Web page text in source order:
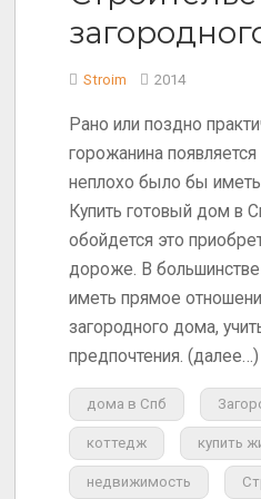
Stroim 2014
Рано или поздно
горожанина
неплохо было бы
Купить готовый дом в
обойдется это
дороже. В
иметь прямое
загородного дома,
предпочтения. (далее…)
дома в Спб
коттедж купить
недвижимость